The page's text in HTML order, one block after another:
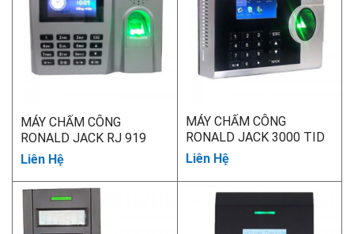
MÁY CHẤM CÔNG
RONALD JACK RJ 919
Liên Hệ
MÁY CHẤM CÔNG
RONALD JACK 3000 TID
– C
Liên Hệ